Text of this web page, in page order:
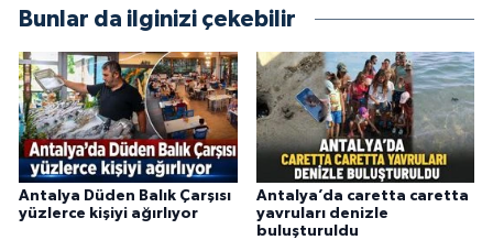
alanlarda ürettiğim içeriklerle kamuoyuna
fayda sağla
Bunlar da ilginizi çekebilir
Antalya Düden Balık Çarşısı
yüzlerce kişiyi ağırlıyor
Antalya’da caretta caretta
yavruları denizle
buluşturuldu